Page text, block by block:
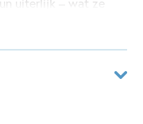
En omdat ze
als toen het 50 jaar